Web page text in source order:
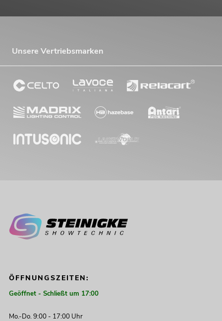
Unsere Vertriebsmarken
ÖFFNUNGSZEITEN:
Geöffnet - Schließt um 17:00
Mo.-Do. 9:00 - 17:00 Uhr